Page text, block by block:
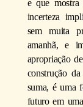
e que mostra
incerteza
sem muita
amanhã, e
apropriação
construção
suma, é uma
futuro em